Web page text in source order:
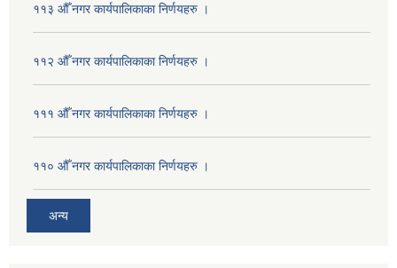
११३ औँ नगर कार्यपालिकाका निर्णयहरु ।
११२ औँ नगर कार्यपालिकाका निर्णयहरु ।
१११ औँ नगर कार्यपालिकाका निर्णयहरु ।
११० औँ नगर कार्यपालिकाका निर्णयहरु ।
अन्य